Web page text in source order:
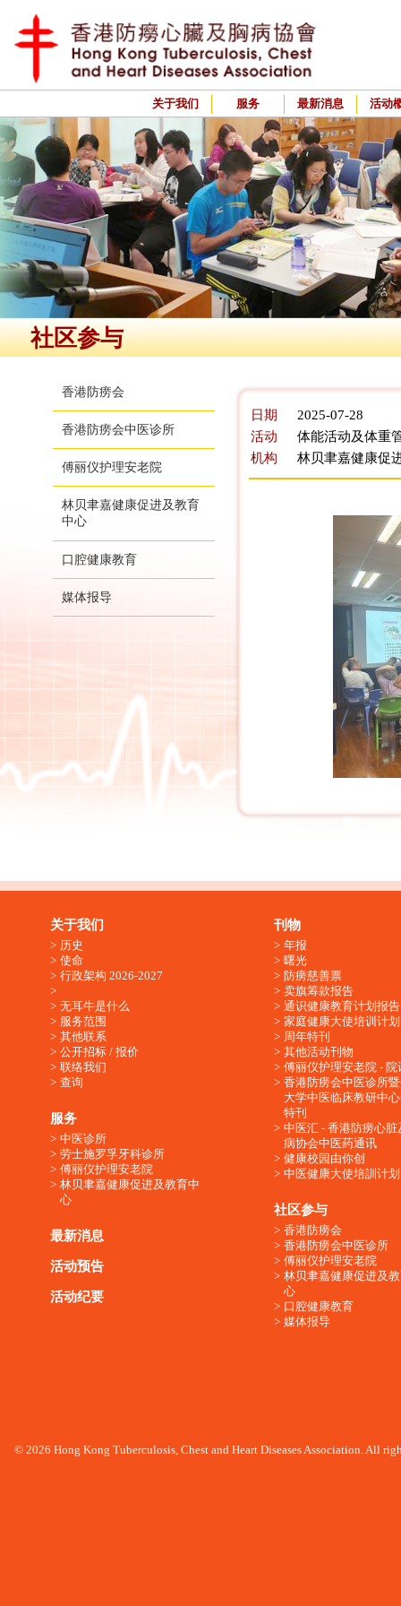
关于我们 服务 最新消息 活动
社区参与
香港防痨会
香港防痨会中医诊所
傅丽仪护理安老院
林贝聿嘉健康促进及教育
中心
口腔健康教育
媒体报导
日期
2025-07-28
活动
体能活动及体重
机构
林贝聿嘉健康促
关于我们
历史
使命
行政架构 2026-2027
无耳牛是什么
服务范围
其他联系
公开招标 / 报价
联络我们
查询
服务
中医诊所
劳士施罗孚牙科诊所
傅丽仪护理安老院
林贝聿嘉健康促进及教育中
心
最新消息
活动预告
活动纪要
刊物
年报
曙光
防痨慈善票
卖旗筹款报告
通识健康教育计划报告
家庭健康大使培训计划
周年特刊
其他活动刊物
傅丽仪护理安老院 - 院
香港防痨会中医诊所
大学中医临床教研中
特刊
中医汇 - 香港防痨心脏
病协会中医药通讯
健康校园由你创
中医健康大使培訓计划
社区参与
香港防痨会
香港防痨会中医诊所
傅丽仪护理安老院
林贝聿嘉健康促进及
心
口腔健康教育
媒体报导
© 2026 Hong Kong Tuberculosis, Chest and Heart Diseases Association. All